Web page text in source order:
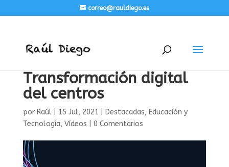
correo@rauldiego.es
Transformación digital
del centros
por Raúl| 15 Jul, 2021 Destacadas, Educación y
Tecnología, Vídeos 0 Comentarios